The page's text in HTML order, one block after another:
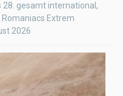
28. gesamt international,
Extrem
2026